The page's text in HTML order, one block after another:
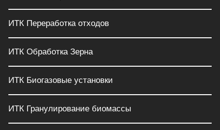
ИТК Переработка отходов
ИТК Обработка Зерна
ИТК Биогазовые установки
ИТК Гранулирование биомассы